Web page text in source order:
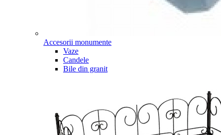
Accesorii monumente
Vaze
Candele
Bile din granit